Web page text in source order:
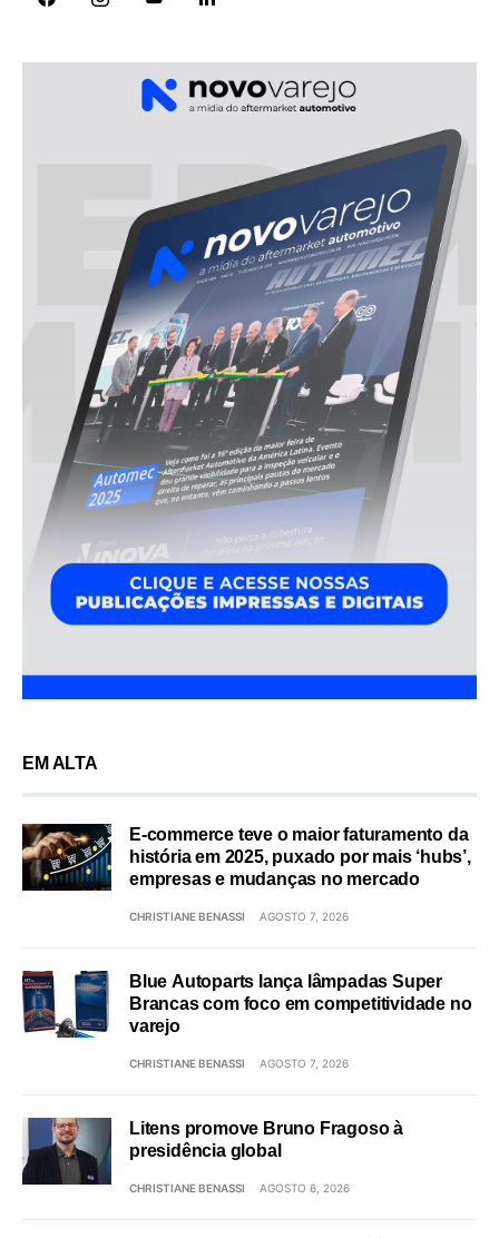
EM ALTA
E-commerce teve o maior faturamento da
história em 2025, puxado por mais ‘hubs’,
empresas e mudanças no mercado
CHRISTIANE BENASSI AGOSTO 7, 2026
Blue Autoparts lança lâmpadas Super
Brancas com foco em competitividade no
varejo
CHRISTIANE BENASSI AGOSTO 7, 2026
Litens promove Bruno Fragoso à
presidência global
CHRISTIANE BENASSI AGOSTO 6, 2026